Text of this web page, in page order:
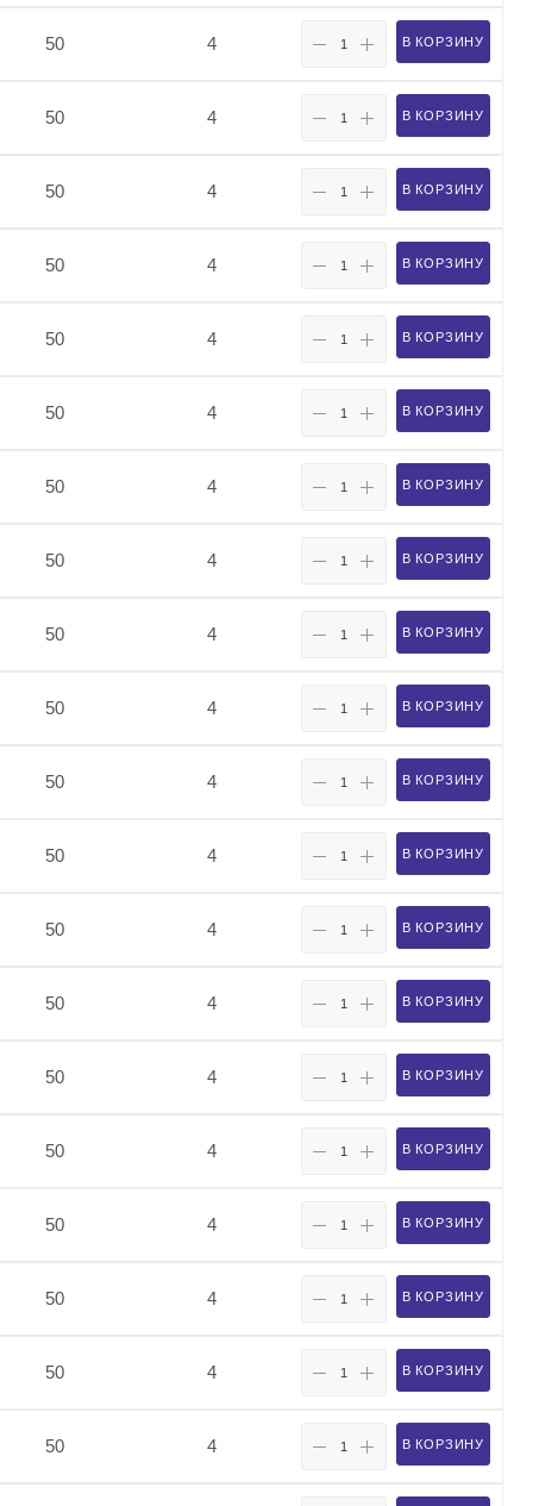
50 4 В КОРЗИНУ
50 4 В КОРЗИНУ
50 4 В КОРЗИНУ
50 4 В КОРЗИНУ
50 4 В КОРЗИНУ
50 4 В КОРЗИНУ
50 4 В КОРЗИНУ
50 4 В КОРЗИНУ
50 4 В КОРЗИНУ
50 4 В КОРЗИНУ
50 4 В КОРЗИНУ
50 4 В КОРЗИНУ
50 4 В КОРЗИНУ
50 4 В КОРЗИНУ
50 4 В КОРЗИНУ
50 4 В КОРЗИНУ
50 4 В КОРЗИНУ
50 4 В КОРЗИНУ
50 4 В КОРЗИНУ
50 4 В КОРЗИНУ